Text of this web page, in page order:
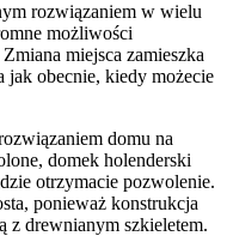
rozwiązaniem w wielu
możliwości
miejsca zamieszka
jak obecnie, kiedy możecie
domu na
domek holenderski
otrzymacie pozwolenie.
ponieważ konstrukcja
z drewnianym szkieletem.